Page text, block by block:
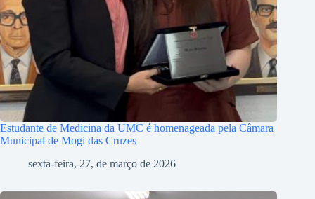
Estudante de Medicina da UMC é homenageada pela Câmara
Municipal de Mogi das Cruzes
sexta-feira, 27, de março de 2026